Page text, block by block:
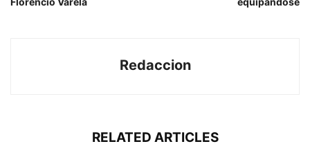
Redaccion
RELATED ARTICLES